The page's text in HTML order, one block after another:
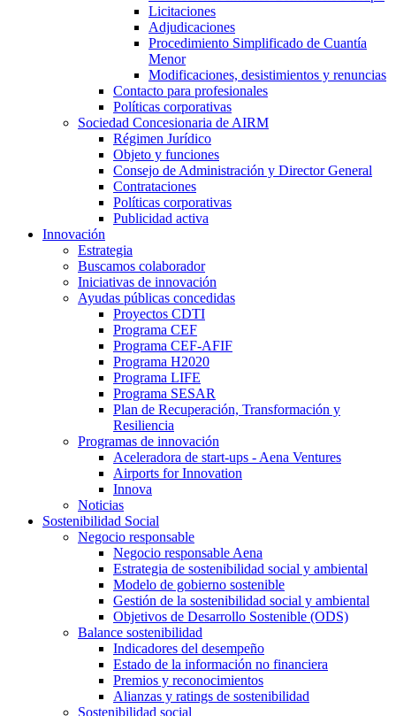
Licitaciones
Adjudicaciones
Procedimiento Simplificado de Cuantía
Menor
Modificaciones, desistimientos y renuncias
Contacto para profesionales
Políticas corporativas
Sociedad Concesionaria de AIRM
Régimen Jurídico
Objeto y funciones
Consejo de Administración y Director General
Contrataciones
Políticas corporativas
Publicidad activa
Innovación
Estrategia
Buscamos colaborador
Iniciativas de innovación
Ayudas públicas concedidas
Proyectos CDTI
Programa CEF
Programa CEF-AFIF
Programa H2020
Programa LIFE
Programa SESAR
Plan de Recuperación, Transformación y
Resiliencia
Programas de innovación
Aceleradora de start-ups - Aena Ventures
Airports for Innovation
Innova
Noticias
Sostenibilidad Social
Negocio responsable
Negocio responsable Aena
Estrategia de sostenibilidad social y ambiental
Modelo de gobierno sostenible
Gestión de la sostenibilidad social y ambiental
Objetivos de Desarrollo Sostenible (ODS)
Balance sostenibilidad
Indicadores del desempeño
Estado de la información no financiera
Premios y reconocimientos
Alianzas y ratings de sostenibilidad
Sostenibilidad social